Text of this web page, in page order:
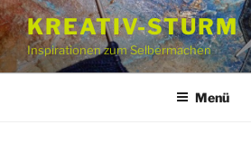
Zum
Inhalt
springen
KREATIV-STURM
Inspirationen zum Selbermachen
Menü